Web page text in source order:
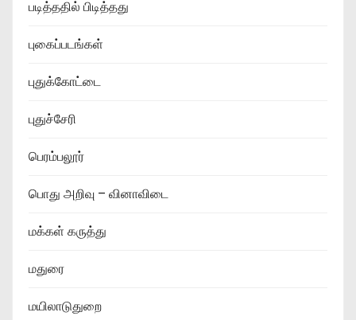
படித்ததில் பிடித்தது
புகைப்படங்கள்
புதுக்கோட்டை
புதுச்சேரி
பெரம்பலூர்
பொது அறிவு – வினாவிடை
மக்கள் கருத்து
மதுரை
மயிலாடுதுறை